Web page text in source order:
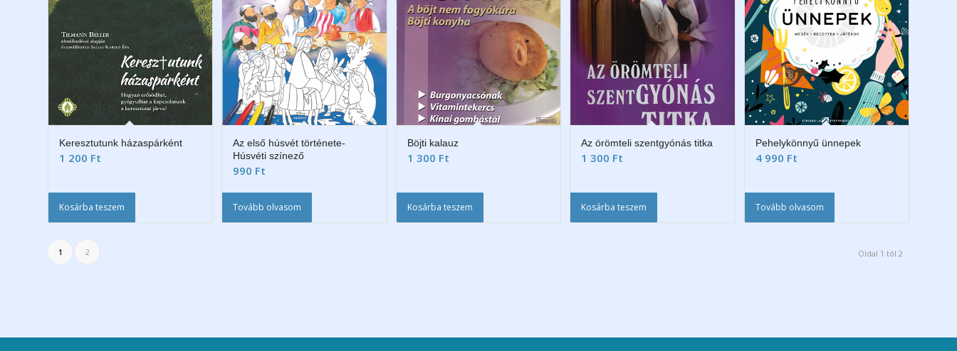
Keresztutunk házaspárként
1 200 Ft
Kosárba teszem
Az első húsvét története-
Húsvéti színező
990 Ft
Tovább olvasom
Böjti kalauz
1 300 Ft
Kosárba teszem
Az örömteli szentgyónás titka
1 300 Ft
Kosárba teszem
Pehelykönnyű ünnepek
4 990 Ft
Tovább olvasom
Oldal 1 tól 2
1 2